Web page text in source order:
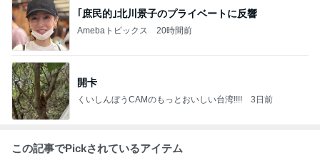
｢庶民的｣北川景子のプライベートに反響
Amebaトピックス 20時間前
開卡
くいしんぼうCAMのもっとおいしい台湾!!!! 3日前
この記事でPickされているアイテム